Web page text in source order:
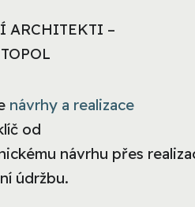
ARCHITEKTI –
návrhy a realizace
od
návrhu přes
údržbu.